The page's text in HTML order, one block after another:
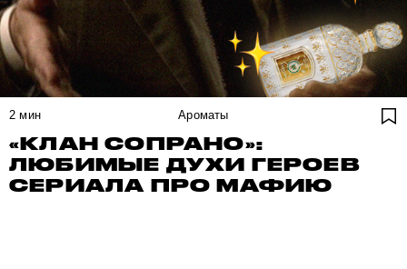
2 мин Ароматы
«КЛАН СОПРАНО»:
ЛЮБИМЫЕ ДУХИ ГЕРОЕВ
СЕРИАЛА ПРО МАФИЮ